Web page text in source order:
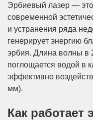
Эрбиевый лазер — это
современной
и устранения ряда
генерирует энергию
эрбия. Длина волны в
поглощается водой в
эффективно
мм).
Как работает